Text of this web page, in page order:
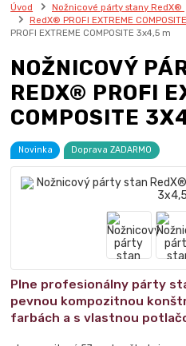
Úvod Nožnicové párty stany RedX®
RedX® PROFI EXTREME COMPOSITE
PROFI EXTREME COMPOSITE 3x4,5 m
NOŽNICOVÝ
REDX® PROFI
COMPOSITE
Novinka Doprava ZADARMO
Plne profesionálny párty
pevnou kompozitnou
farbách a s vlastnou